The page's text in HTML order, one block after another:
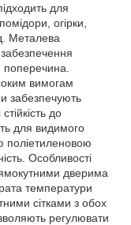
для
огірки,
Металева
забезпечення
поперечина.
вимогам
забезпечують
до
для видимого
поліетиленовою
Особливості
дверима
температури
сітками з обох
регулювати